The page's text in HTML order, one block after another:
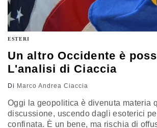
ESTERI
Un altro Occidente è
L'analisi di Ciaccia
Di Marco Andrea Ciaccia
Oggi la geopolitica è divenuta materia
discussione, uscendo dagli esoterici
confinata. È un bene, ma rischia di